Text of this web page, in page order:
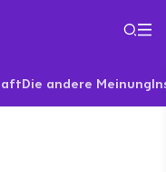
Die andere Meinung